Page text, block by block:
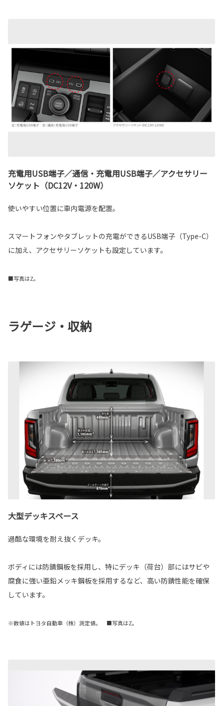
充電用USB端子／通信・充電用USB端子／アクセサリー
ソケット（DC12V・120W）
使いやすい位置に車内電源を配置。
スマートフォンやタブレットの充電ができるUSB端子（Type-C）
に加え、アクセサリーソケットも設定しています。
■写真はZ。
ラゲージ・収納
大型デッキスペース
過酷な環境を耐え抜くデッキ。
ボディには防錆鋼板を採用し、特にデッキ（荷台）部にはサビや
腐食に強い亜鉛メッキ鋼板を採用するなど、高い防錆性能を確保
しています。
※数値はトヨタ自動車（株）測定値。 ■写真はZ。